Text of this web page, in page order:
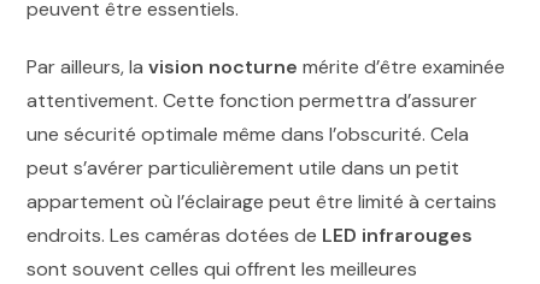
peuvent être essentiels.
Par ailleurs, lavision nocturne mérite d’être examinée
attentivement. Cette fonction permettra d’assurer
une sécurité optimale même dans l’obscurité. Cela
peut s’avérer particulièrement utile dans un petit
appartement où l’éclairage peut être limité à certains
endroits. Les caméras dotées de LED infrarouges
sont souvent celles qui offrent les meilleures